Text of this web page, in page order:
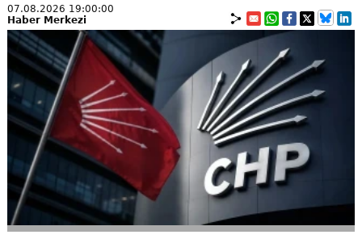
07.08.2026 19:00:00
Haber Merkezi